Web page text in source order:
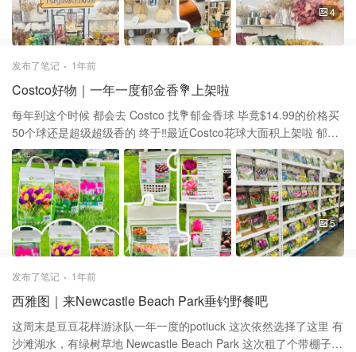
4
发布了笔记 1年前
Costco好物｜一年一度郁金香💐上架啦
每年到这个时候 都会去 Costco 找💐郁金香球 毕竟$14.99的价格买
50个球还是超级超级香的 终于‼️最近Costco花球大面积上架啦 郁金
香等各种春季开花的花球都上新了 今年竟然还有重瓣郁金香，赶紧
入手了几袋 其他就等想好了搭配再买，也求推荐哈！ 🌷 粉色系Don
Quichotte 🌷 白色系Mata Hari 🌷 黄橙红亮色Mix 这几种都是单瓣郁
金香，早花型 🌷紫色系Backpacker 🌷粉色系Finola 这两种是重瓣
郁金香，晚春开
5
发布了笔记 1年前
西雅图｜来Newcastle Beach Park垂钓野餐吧
这周末是豆豆花样游泳队一年一度的potluck 这次依然选择了这里 有
沙滩湖水，有绿树草地 Newcastle Beach Park 这次租了个带棚子的